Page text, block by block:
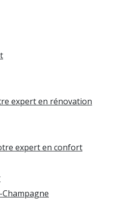
expert en rénovation
expert en confort